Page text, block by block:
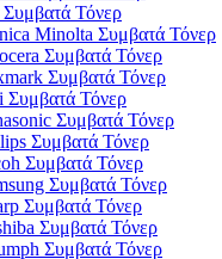
Τόνερ
Minolta Συμβατά Τόνερ
Συμβατά Τόνερ
Συμβατά Τόνερ
Συμβατά Τόνερ
Συμβατά Τόνερ
Συμβατά Τόνερ
Συμβατά Τόνερ
Συμβατά Τόνερ
Συμβατά Τόνερ
Συμβατά Τόνερ
Συμβατά Τόνερ